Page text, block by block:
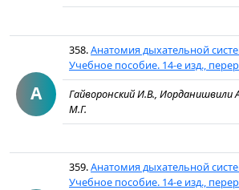
А
358.Анатомия дыхательной
Учебное пособие. 14-е изд.,
Гайворонский И.В., Иорданишвили
М.Г.
359.Анатомия дыхательной
Учебное пособие. 14-е изд.,